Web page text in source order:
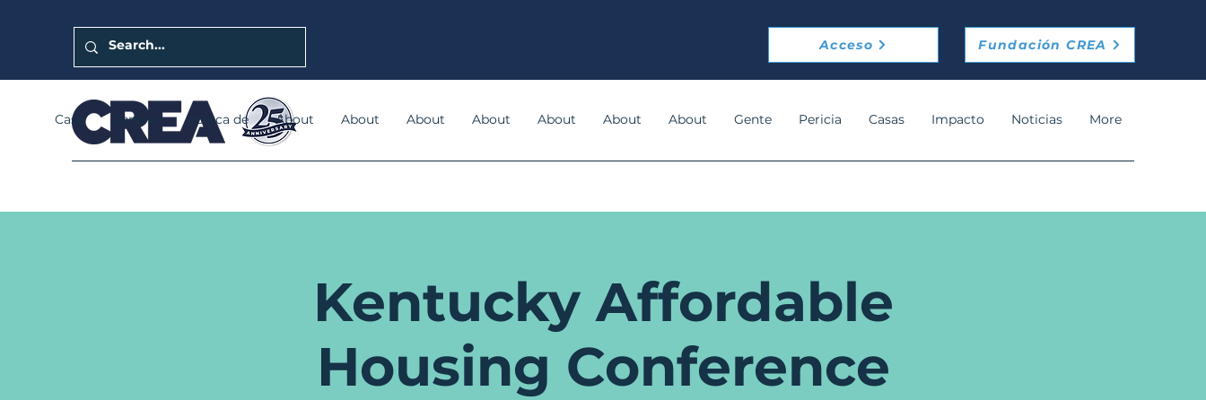
Acceso Fundación CREA
Casa General Acerca de About About About About About About About Gente Pericia Casas Impacto Noticias More
Kentucky Affordable
Housing Conference